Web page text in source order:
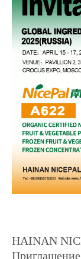
HAINAN
Приглашение